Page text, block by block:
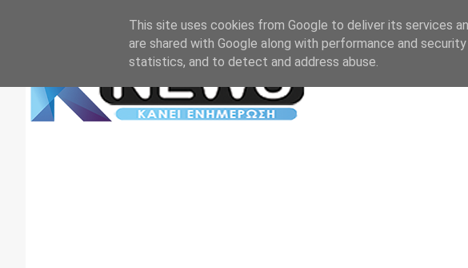
This site uses cookies from Google to deliver its services
are shared with Google along with performance and
statistics, and to detect and address abuse.